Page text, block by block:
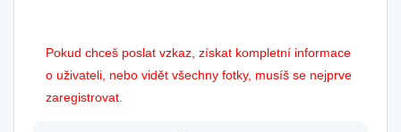
Pokud chceš poslat vzkaz, získat kompletní informace
o uživateli, nebo vidět všechny fotky, musíš se nejprve
zaregistrovat.